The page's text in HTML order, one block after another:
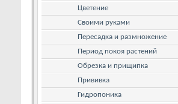
Цветение
Своими руками
Пересадка и размножение
Период покоя растений
Обрезка и прищипка
Прививка
Гидропоника